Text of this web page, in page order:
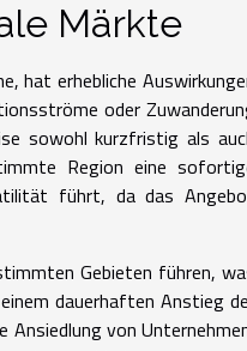
Märkte
hat erhebliche
oder
sowohl kurzfristig als
Region eine
führt, da das
Gebieten führen,
dauerhaften Anstieg
Ansiedlung von